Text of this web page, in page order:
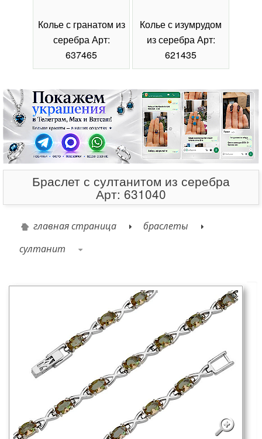
Колье с гранатом из
серебра Арт:
637465
Колье с изумрудом
из серебра Арт:
621435
Браслет с султанитом из серебра
Арт: 631040
главная страница
браслеты
султанит